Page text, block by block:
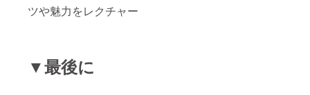
ツや魅力をレクチャー
▼最後に